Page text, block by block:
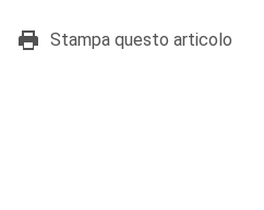
Stampa questo articolo